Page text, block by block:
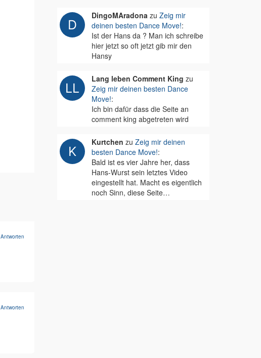
Antworten
Antworten
DingoMAradonazu Zeig mir
deinen besten Dance Move!:
Ist der Hans da ? Man ich schreibe
hier jetzt so oft jetzt gib mir den
Hansy
Lang leben Comment King zu
Zeig mir deinen besten Dance
Move!:
Ich bin dafür dass die Seite an
comment king abgetreten wird
Kurtchen zu Zeig mir deinen
besten Dance Move!:
Bald ist es vier Jahre her, dass
Hans-Wurst sein letztes Video
eingestellt hat. Macht es eigentlich
noch Sinn, diese Seite…